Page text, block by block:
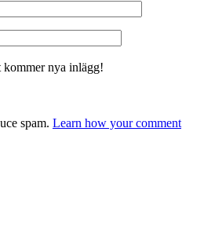
kommer nya inlägg!
spam. Learn how your comment